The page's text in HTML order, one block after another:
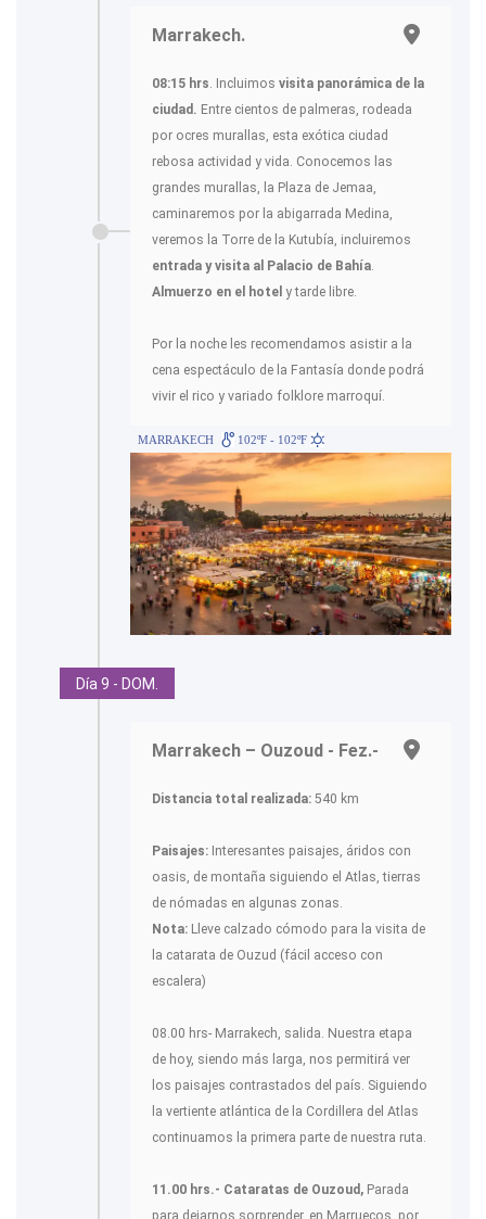
Marrakech.
08:15 hrs. Incluimos visita panorámica de la
ciudad. Entre cientos de palmeras, rodeada
por ocres murallas, esta exótica ciudad
rebosa actividad y vida. Conocemos las
grandes murallas, la Plaza de Jemaa,
caminaremos por la abigarrada Medina,
veremos la Torre de la Kutubía, incluiremos
entrada y visita al Palacio de Bahía.
Almuerzo en el hotel y tarde libre.
Por la noche les recomendamos asistir a la
cena espectáculo de la Fantasía donde podrá
vivir el rico y variado folklore marroquí.
MARRAKECH 102ºF - 102ºF
Día 9 - DOM.
Marrakech – Ouzoud - Fez.-
Distancia total realizada: 540 km
Paisajes: Interesantes paisajes, áridos con
oasis, de montaña siguiendo el Atlas, tierras
de nómadas en algunas zonas.
Nota: Lleve calzado cómodo para la visita de
la catarata de Ouzud (fácil acceso con
escalera)
08.00 hrs- Marrakech, salida. Nuestra etapa
de hoy, siendo más larga, nos permitirá ver
los paisajes contrastados del país. Siguiendo
la vertiente atlántica de la Cordillera del Atlas
continuamos la primera parte de nuestra ruta.
11.00 hrs.- Cataratas de Ouzoud, Parada